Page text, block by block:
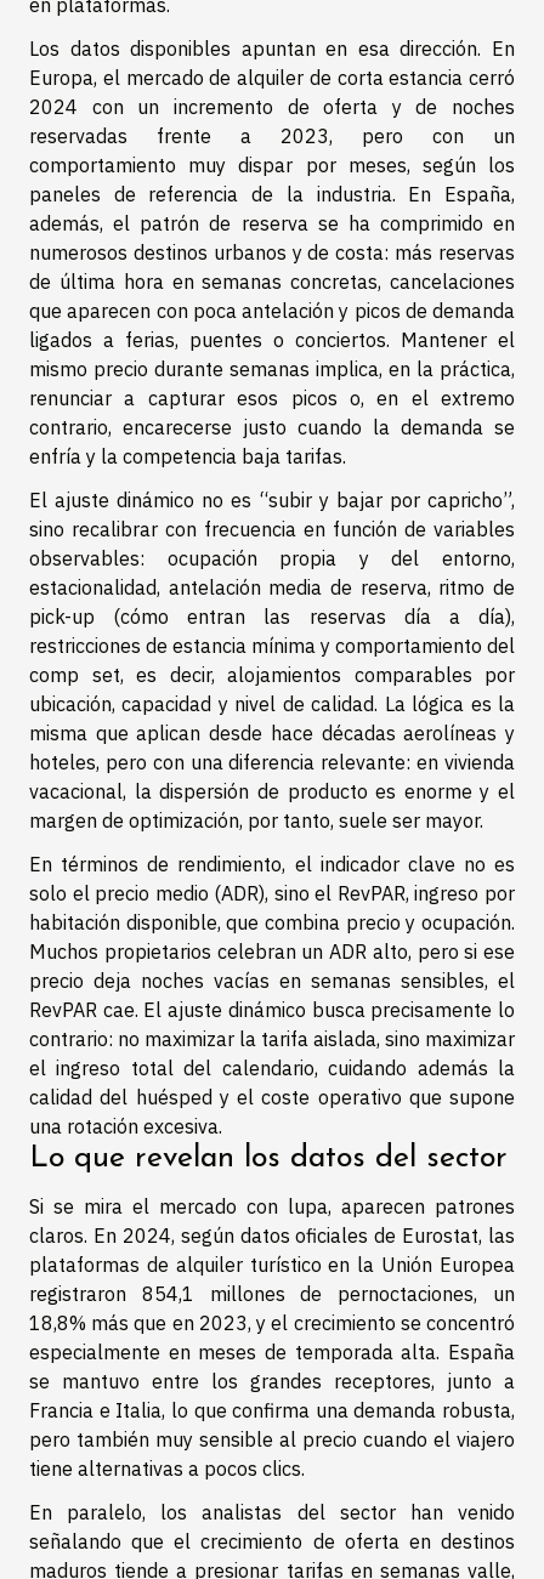
Los datos disponibles apuntan en esa dirección. En
Europa, el mercado de alquiler de corta estancia cerró
2024 con un incremento de oferta y de noches
reservadas frente a 2023, pero con un
comportamiento muy dispar por meses, según los
paneles de referencia de la industria. En España,
además, el patrón de reserva se ha comprimido en
numerosos destinos urbanos y de costa: más reservas
de última hora en semanas concretas, cancelaciones
que aparecen con poca antelación y picos de demanda
ligados a ferias, puentes o conciertos. Mantener el
mismo precio durante semanas implica, en la práctica,
renunciar a capturar esos picos o, en el extremo
contrario, encarecerse justo cuando la demanda se
enfría y la competencia baja tarifas.
El ajuste dinámico no es “subir y bajar por capricho”,
sino recalibrar con frecuencia en función de variables
observables: ocupación propia y del entorno,
estacionalidad, antelación media de reserva, ritmo de
pick-up (cómo entran las reservas día a día),
restricciones de estancia mínima y comportamiento del
comp set, es decir, alojamientos comparables por
ubicación, capacidad y nivel de calidad. La lógica es la
misma que aplican desde hace décadas aerolíneas y
hoteles, pero con una diferencia relevante: en vivienda
vacacional, la dispersión de producto es enorme y el
margen de optimización, por tanto, suele ser mayor.
En términos de rendimiento, el indicador clave no es
solo el precio medio (ADR), sino el RevPAR, ingreso por
habitación disponible, que combina precio y ocupación.
Muchos propietarios celebran un ADR alto, pero si ese
precio deja noches vacías en semanas sensibles, el
RevPAR cae. El ajuste dinámico busca precisamente lo
contrario: no maximizar la tarifa aislada, sino maximizar
el ingreso total del calendario, cuidando además la
calidad del huésped y el coste operativo que supone
una rotación excesiva.
Lo que revelan los datos del sector
Si se mira el mercado con lupa, aparecen patrones
claros. En 2024, según datos oficiales de Eurostat, las
plataformas de alquiler turístico en la Unión Europea
registraron 854,1 millones de pernoctaciones, un
18,8% más que en 2023, y el crecimiento se concentró
especialmente en meses de temporada alta. España
se mantuvo entre los grandes receptores, junto a
Francia e Italia, lo que confirma una demanda robusta,
pero también muy sensible al precio cuando el viajero
tiene alternativas a pocos clics.
En paralelo, los analistas del sector han venido
señalando que el crecimiento de oferta en destinos
maduros tiende a presionar tarifas en semanas valle,